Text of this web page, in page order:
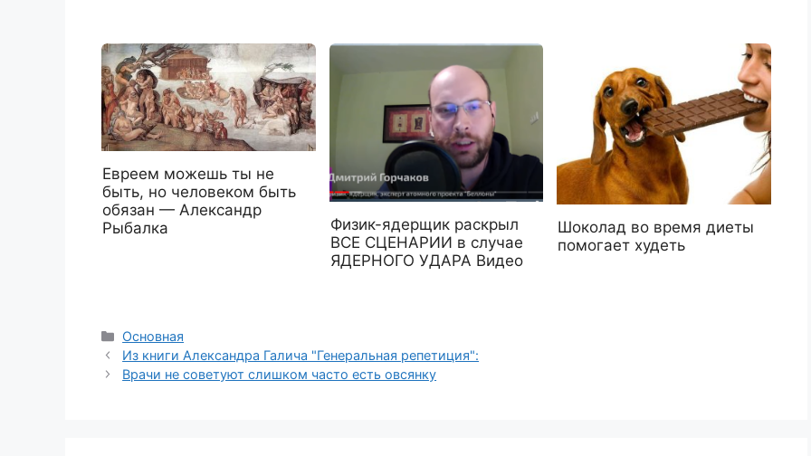
Евреем можешь ты не
быть, но человеком быть
обязан — Александр
Рыбалка
Физик-ядерщик раскрыл
ВСЕ СЦЕНАРИИ в случае
ЯДЕРНОГО УДАРА Видео
Шоколад во время диеты
помогает худеть
Рубрики
Основная
Из книги Александра Галича "Генеральная репетиция":
Врачи не советуют слишком часто есть овсянку